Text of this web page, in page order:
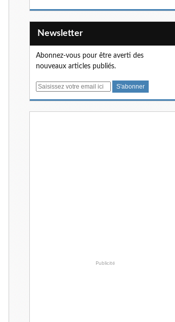
Newsletter
Abonnez-vous pour être averti des
nouveaux articles publiés.
E
Publicité